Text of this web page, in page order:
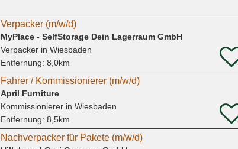
Verpacker (m/w/d)
MyPlace - SelfStorage Dein Lagerraum GmbH
Verpackerin Wiesbaden
Entfernung: 8,0km
Fahrer / Kommissionierer (m/w/d)
April Furniture
Kommissioniererin Wiesbaden
Entfernung: 8,5km
Nachverpacker für Pakete (m/w/d)